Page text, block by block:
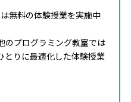
無料の体験授業を実施中
のプログラミング教室では
とりに最適化した体験授業